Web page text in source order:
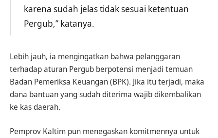
karena sudah jelas tidak sesuai ketentuan
Pergub,” katanya.
Lebih jauh, ia mengingatkan bahwa pelanggaran
terhadap aturan Pergub berpotensi menjadi temuan
Badan Pemeriksa Keuangan (BPK). Jika itu terjadi, maka
dana bantuan yang sudah diterima wajib dikembalikan
ke kas daerah.
Pemprov Kaltim pun menegaskan komitmennya untuk